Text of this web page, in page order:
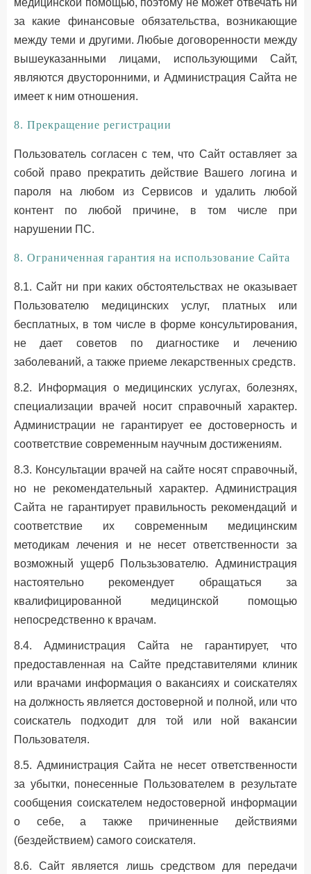
медицинской помощью, поэтому не может отвечать ни
за какие финансовые обязательства, возникающие
между теми и другими. Любые договоренности между
вышеуказанными лицами, использующими Сайт,
являются двусторонними, и Администрация Сайта не
имеет к ним отношения.
8. Прекращение регистрации
Пользователь согласен с тем, что Сайт оставляет за
собой право прекратить действие Вашего логина и
пароля на любом из Сервисов и удалить любой
контент по любой причине, в том числе при
нарушении ПС.
8. Ограниченная гарантия на использование Сайта
8.1. Сайт ни при каких обстоятельствах не оказывает
Пользователю медицинских услуг, платных или
бесплатных, в том числе в форме консультирования,
не дает советов по диагностике и лечению
заболеваний, а также приеме лекарственных средств.
8.2. Информация о медицинских услугах, болезнях,
специализации врачей носит справочный характер.
Администрации не гарантирует ее достоверность и
соответствие современным научным достижениям.
8.3. Консультации врачей на сайте носят справочный,
но не рекомендательный характер. Администрация
Сайта не гарантирует правильность рекомендаций и
соответствие их современным медицинским
методикам лечения и не несет ответственности за
возможный ущерб Пользьзователю. Администрация
настоятельно рекомендует обращаться за
квалифицированной медицинской помощью
непосредственно к врачам.
8.4. Администрация Сайта не гарантирует, что
предоставленная на Сайте представителями клиник
или врачами информация о вакансиях и соискателях
на должность является достоверной и полной, или что
соискатель подходит для той или ной вакансии
Пользователя.
8.5. Администрация Сайта не несет ответственности
за убытки, понесенные Пользователем в результате
сообщения соискателем недостоверной информации
о себе, а также причиненные действиями
(бездействием) самого соискателя.
8.6. Сайт является лишь средством для передачи